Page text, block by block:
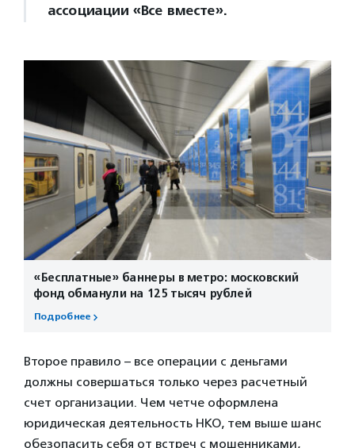
ассоциации «Все вместе».
«Бесплатные» баннеры в метро: московский
фонд обманули на 125 тысяч рублей
Подробнее
Второе правило – все операции с деньгами
должны совершаться только через расчетный
счет организации. Чем четче оформлена
юридическая деятельность НКО, тем выше шанс
обезопасить себя от встреч с мошенниками,